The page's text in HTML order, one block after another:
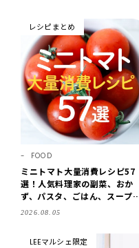
レシピまとめ
FOOD
ミニトマト大量消費レシピ57
選！人気料理家の副菜、おか
ず、パスタ、ごはん、スープ
で【保存版】
2026.08.05
LEEマルシェ限定